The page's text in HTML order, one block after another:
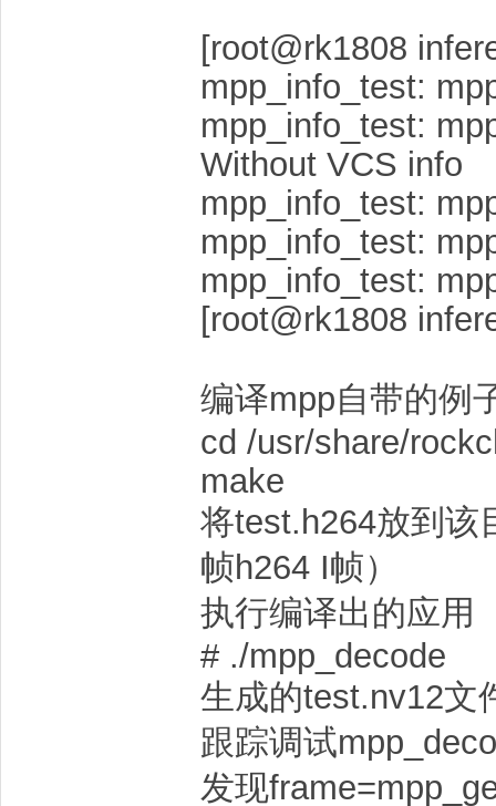
[root@rk1808
mpp_info_test:
mpp_info_test:
Without VCS info
mpp_info_test:
mpp_info_test:
mpp_info_test:
[root@rk1808
编译mpp自带的例
cd /usr/share/
make
将test.h264放到该
帧h264 I帧）
执行编译出的应用
# ./mpp_decode
生成的test.nv12文
跟踪调试
发现